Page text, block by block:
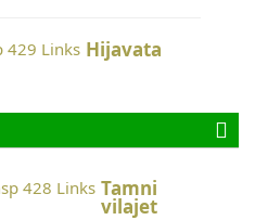
Hijavata
Tamni
vilajet